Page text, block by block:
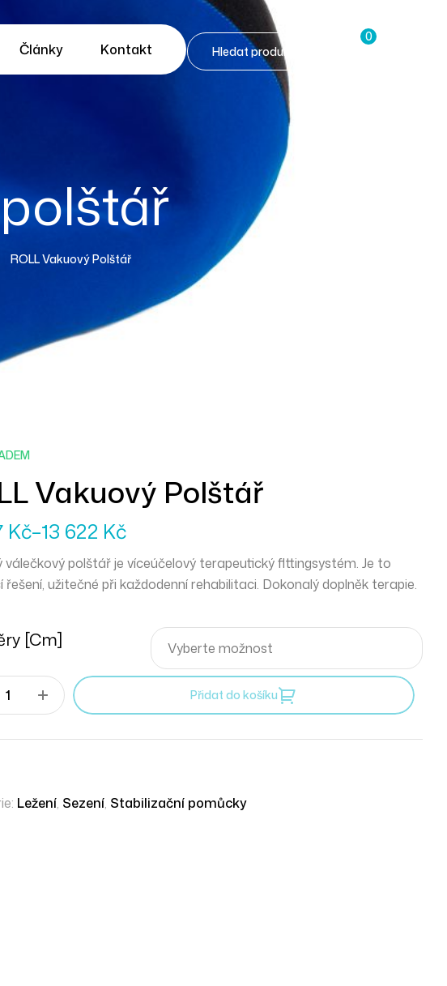
Články Kontakt
0
ROLL Vakuový Polštář
Vakuový Polštář
Kč–13 622 Kč
válečkový polštář je víceúčelový terapeutický flttingsystém. Je to
řešení, užitečné při každodenní rehabilitaci. Dokonalý doplněk terapie.
[cm]
Přidat do košíku
Ležení, Sezení, Stabilizační pomůcky